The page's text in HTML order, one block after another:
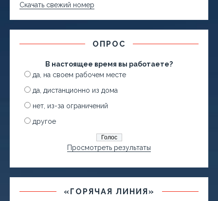
Скачать свежий номер
ОПРОС
В настоящее время вы работаете?
да, на своем рабочем месте
да, дистанционно из дома
нет, из-за ограничений
другое
Просмотреть результаты
«ГОРЯЧАЯ ЛИНИЯ»